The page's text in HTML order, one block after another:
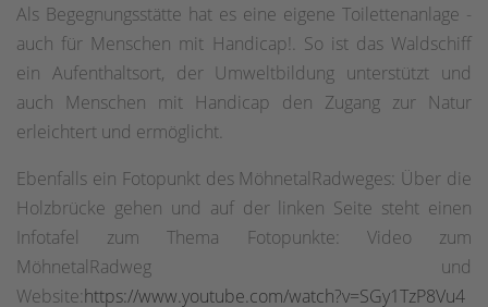
Als Begegnungsstätte hat es eine eigene Toilettenanlage -
auch für Menschen mit Handicap!. So ist das Waldschiff
ein Aufenthaltsort, der Umweltbildung unterstützt und
auch Menschen mit Handicap den Zugang zur Natur
erleichtert und ermöglicht.
Ebenfalls ein Fotopunkt des MöhnetalRadweges: Über die
Holzbrücke gehen und auf der linken Seite steht einen
Infotafel zum Thema Fotopunkte: Video zum
MöhnetalRadweg und
Website:https://www.youtube.com/watch?v=SGy1TzP8Vu4